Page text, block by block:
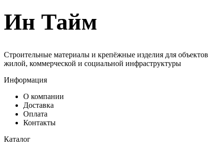
Ин Тайм
Строительные материалы и крепёжные изделия для объектов
жилой, коммерческой и социальной инфраструктуры
Информация
О компании
Доставка
Оплата
Контакты
Каталог